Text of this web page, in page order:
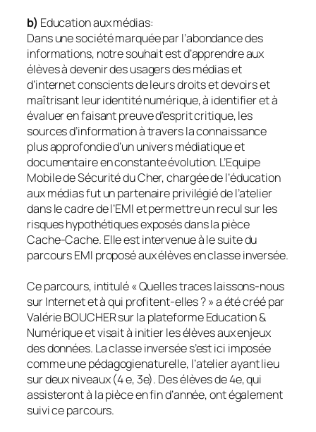
b) Education aux médias:
Dans une société marquée par l’abondance des
informations, notre souhait est d’apprendre aux
élèves à devenir des usagers des médias et
d’internet conscients de leurs droits et devoirs et
maîtrisant leur identité numérique, à identifier et à
évaluer en faisant preuve d’esprit critique, les
sources d’information à travers la connaissance
plus approfondie d’un univers médiatique et
documentaire en constante évolution. L’Equipe
Mobile de Sécurité du Cher, chargée de l’éducation
aux médias fut un partenaire privilégié de l’atelier
dans le cadre de l’EMI et permettre un recul sur les
risques hypothétiques exposés dans la pièce
Cache-Cache. Elle est intervenue à le suite du
parcours EMI proposé aux élèves en classe inversée.
Ce parcours, intitulé « Quelles traces laissons-nous
sur Internet et à qui profitent-elles ? » a été créé par
Valérie BOUCHER sur la plateforme Education &
Numérique et visait à initier les élèves aux enjeux
des données. La classe inversée s’est ici imposée
comme une pédagogienaturelle, l’atelier ayant lieu
sur deux niveaux (4 e, 3e). Des élèves de 4e, qui
assisteront à la pièce en fin d’année, ont également
suivi ce parcours.